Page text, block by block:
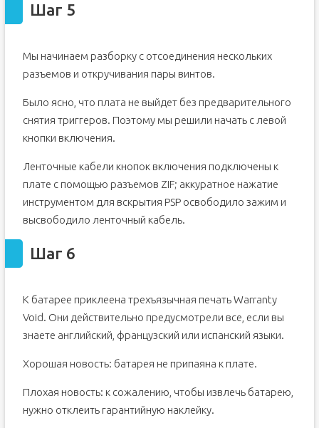
Шаг 5
Мы начинаем разборку с отсоединения нескольких
разъемов и откручивания пары винтов.
Было ясно, что плата не выйдет без предварительного
снятия триггеров. Поэтому мы решили начать с левой
кнопки включения.
Ленточные кабели кнопок включения подключены к
плате с помощью разъемов ZIF; аккуратное нажатие
инструментом для вскрытия PSP освободило зажим и
высвободило ленточный кабель.
Шаг 6
К батарее приклеена трехъязычная печать Warranty
Void. Они действительно предусмотрели все, если вы
знаете английский, французский или испанский языки.
Хорошая новость: батарея не припаяна к плате.
Плохая новость: к сожалению, чтобы извлечь батарею,
нужно отклеить гарантийную наклейку.